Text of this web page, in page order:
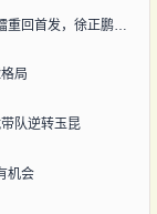
欧冠名哨坐镇！今晚19:35中国U17硬刚阿森纳，邝兆镭重回首发，徐正鹏待命替补席
局
队逆转玉昆
机会